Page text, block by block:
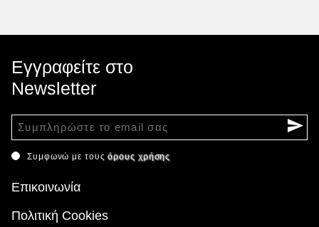
Εγγραφείτε στο
Newsletter
Συμφωνώ με τουςόρους χρήσης
Επικοινωνία
Πολιτική Cookies